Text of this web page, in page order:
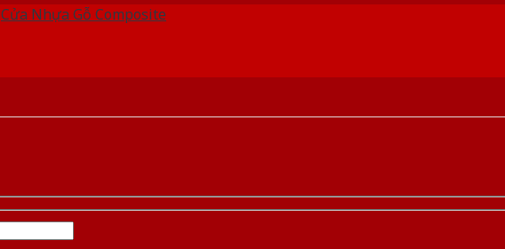
Cửa Nhựa Gỗ Composite